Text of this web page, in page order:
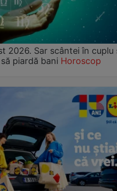
2026. Sar scântei în cuplu
piardă bani Horoscop